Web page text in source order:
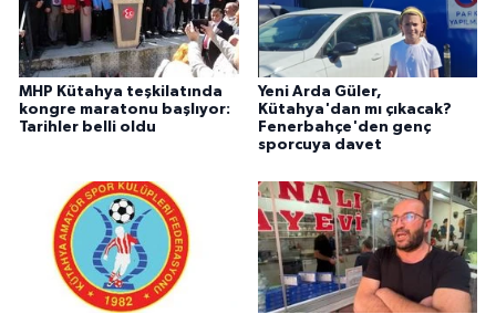
MHP Kütahya teşkilatında
kongre maratonu başlıyor:
Tarihler belli oldu
Yeni Arda Güler,
Kütahya'dan mı çıkacak?
Fenerbahçe'den genç
sporcuya davet